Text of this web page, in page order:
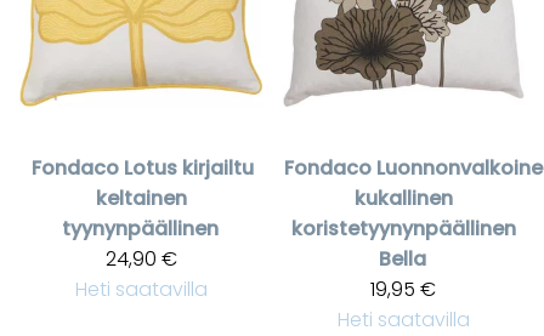
Fondaco Lotus kirjailtu
keltainen
tyynynpäällinen
24,90 €
Heti saatavilla
Fondaco
kukallinen
koristetyynynpäällinen
Bella
19,95 €
Heti saatavilla